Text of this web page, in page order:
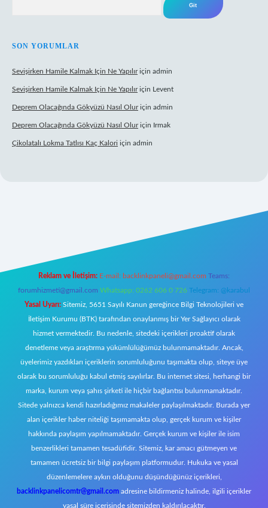
SON YORUMLAR
Sevişirken Hamile Kalmak Için Ne Yapılıriçin admin
Sevişirken Hamile Kalmak Için Ne Yapılıriçin Levent
Deprem Olacağında Gökyüzü Nasıl Oluriçin admin
Deprem Olacağında Gökyüzü Nasıl Oluriçin Irmak
Çikolatalı Lokma Tatlısı Kaç Kalori için admin
Reklam ve İletişim: E-mail: backlinkpaneli@gmail.com Teams:
forumhizmeti@gmail.com Whatsapp: 0262 606 0 726 Telegram: @karabul
Yasal Uyarı: Sitemiz, 5651 Sayılı Kanun gereğince Bilgi Teknolojileri ve
İletişim Kurumu (BTK) tarafından onaylanmış bir Yer Sağlayıcı olarak
hizmet vermektedir. Bu nedenle, sitedeki içerikleri proaktif olarak
denetleme veya araştırma yükümlülüğümüz bulunmamaktadır. Ancak,
üyelerimiz yazdıkları içeriklerin sorumluluğunu taşımakta olup, siteye üye
olarak bu sorumluluğu kabul etmiş sayılırlar. Bu internet sitesi, herhangi bir
marka, kurum veya şahıs şirketi ile hiçbir bağlantısı bulunmamaktadır.
Sitede yalnızca kendi hazırladığımız makaleler paylaşılmaktadır. Burada yer
alan içerikler haber niteliği taşımamakta olup, gerçek kurum ve kişiler
hakkında paylaşım yapılmamaktadır. Gerçek kurum ve kişiler ile isim
benzerlikleri tamamen tesadüfidir. Sitemiz, kar amacı gütmeyen ve
tamamen ücretsiz bir bilgi paylaşım platformudur. Hukuka ve yasal
düzenlemelere aykırı olduğunu düşündüğünüz içerikleri,
backlinkpanelicomtr@gmail.com adresine bildirmeniz halinde, ilgili içerikler
yasal süre içerisinde sitemizden kaldırılacaktır.